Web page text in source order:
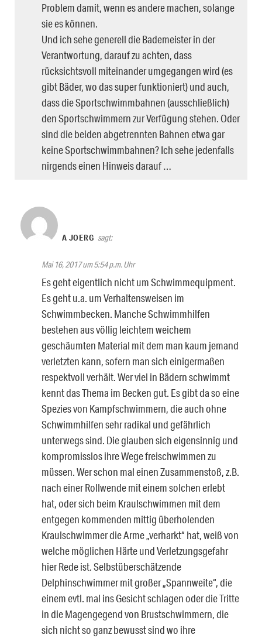
Problem damit, wenn es andere machen, solange
sie es können.
Und ich sehe generell die Bademeister in der
Verantwortung, darauf zu achten, dass
rücksichtsvoll miteinander umgegangen wird (es
gibt Bäder, wo das super funktioniert) und auch,
dass die Sportschwimmbahnen (ausschließlich)
den Sportschwimmern zur Verfügung stehen. Oder
sind die beiden abgetrennten Bahnen etwa gar
keine Sportschwimmbahnen? Ich sehe jedenfalls
nirgends einen Hinweis darauf …
A JOERG sagt:
Mai 16, 2017 um 5:54 p.m. Uhr
Es geht eigentlich nicht um Schwimmequipment.
Es geht u.a. um Verhaltensweisen im
Schwimmbecken. Manche Schwimmhilfen
bestehen aus völlig leichtem weichem
geschäumten Material mit dem man kaum jemand
verletzten kann, sofern man sich einigermaßen
respektvoll verhält. Wer viel in Bädern schwimmt
kennt das Thema im Becken gut. Es gibt da so eine
Spezies von Kampfschwimmern, die auch ohne
Schwimmhilfen sehr radikal und gefährlich
unterwegs sind. Die glauben sich eigensinnig und
kompromisslos ihre Wege freischwimmen zu
müssen. Wer schon mal einen Zusammenstoß, z.B.
nach einer Rollwende mit einem solchen erlebt
hat, oder sich beim Kraulschwimmen mit dem
entgegen kommenden mittig überholenden
Kraulschwimmer die Arme „verharkt“ hat, weiß von
welche möglichen Härte und Verletzungsgefahr
hier Rede ist. Selbstüberschätzende
Delphinschwimmer mit großer „Spannweite“, die
einem evtl. mal ins Gesicht schlagen oder die Tritte
in die Magengegend von Brustschwimmern, die
sich nicht so ganz bewusst sind wo ihre